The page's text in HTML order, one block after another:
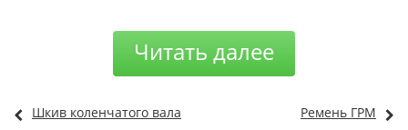
Читать далее
Шкив коленчатого вала Ремень ГРМ